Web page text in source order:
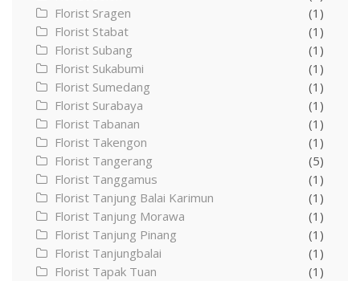
Florist Sragen
(1)
Florist Stabat
(1)
Florist Subang
(1)
Florist Sukabumi
(1)
Florist Sumedang
(1)
Florist Surabaya
(1)
Florist Tabanan
(1)
Florist Takengon
(1)
Florist Tangerang
(5)
Florist Tanggamus
(1)
Florist Tanjung Balai Karimun
(1)
Florist Tanjung Morawa
(1)
Florist Tanjung Pinang
(1)
Florist Tanjungbalai
(1)
Florist Tapak Tuan
(1)